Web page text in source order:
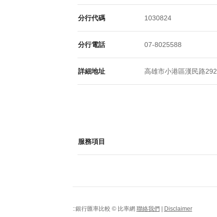
分行代碼 1030824
分行電話 07-8025588
詳細地址 高雄市小港區漢民路
服務項目
::銀行匯率比較 © 比率網 聯絡我們 Disclaimer